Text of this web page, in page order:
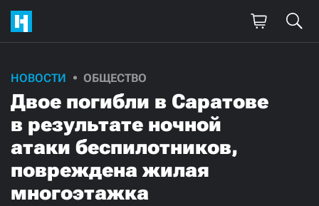
НОВОСТИ ОБЩЕСТВО
Двое погибли в Саратове
в результате ночной
атаки беспилотников,
повреждена жилая
многоэтажка